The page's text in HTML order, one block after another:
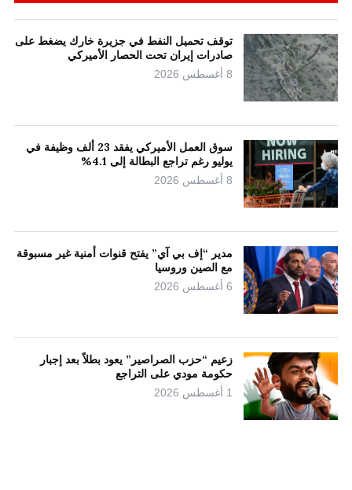
توقف تحميل النفط في جزيرة خارك يضغط على
صادرات إيران تحت الحصار الأميركي
8 أغسطس 2026
سوق العمل الأميركي يفقد 23 ألف وظيفة في
يوليو رغم تراجع البطالة إلى 4.1%
8 أغسطس 2026
مدير “إف بي آي” يفتح قنوات أمنية غير مسبوقة
مع الصين وروسيا
6 أغسطس 2026
زعيم “حزب الصراصير” يعود بطلاً بعد إجبار
حكومة مودي على التراجع
1 أغسطس 2026